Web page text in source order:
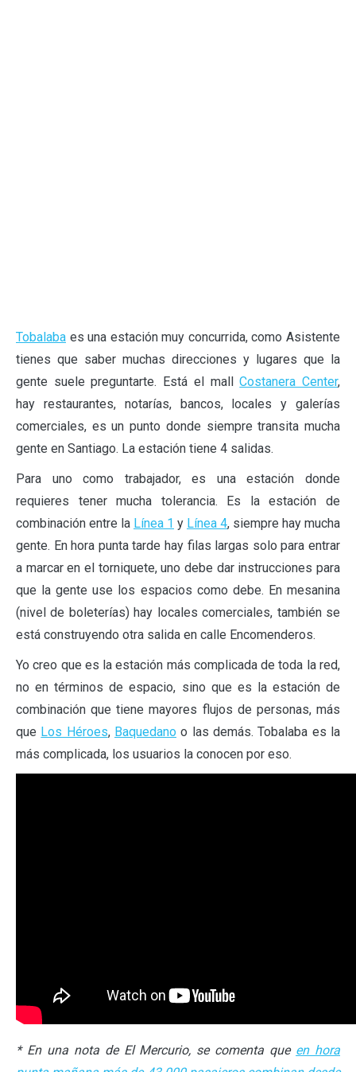
Tobalaba es una estación muy concurrida, como Asistente
tienes que saber muchas direcciones y lugares que la
gente suele preguntarte. Está el mallCostanera Center,
hay restaurantes, notarías, bancos, locales y galerías
comerciales, es un punto donde siempre transita mucha
gente en Santiago. La estación tiene 4 salidas.
Para uno como trabajador, es una estación donde
requieres tener mucha tolerancia. Es la estación de
combinación entre la Línea 1 y Línea 4, siempre hay mucha
gente. En hora punta tarde hay filas largas solo para entrar
a marcar en el torniquete, uno debe dar instrucciones para
que la gente use los espacios como debe. En mesanina
(nivel de boleterías) hay locales comerciales, también se
está construyendo otra salida en calle Encomenderos.
Yo creo que es la estación más complicada de toda la red,
no en términos de espacio, sino que es la estación de
combinación que tiene mayores flujos de personas, más
que Los Héroes, Baquedano o las demás. Tobalaba es la
más complicada, los usuarios la conocen por eso.
* En una nota de El Mercurio, se comenta que en hora